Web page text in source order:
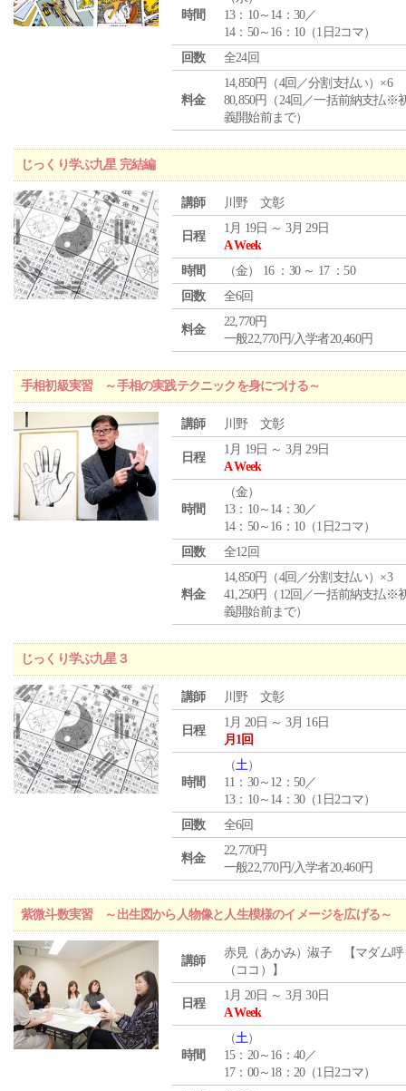
時間
13：10～14：30／
14：50～16：10（1日2コマ）
回数
全24回
料金
14,850円（4回／分割支払い）×6
80,850円（24回／一括前納支払※
義開始前まで）
じっくり学ぶ九星 完結編
講師 川野 文彰
日程
1月 19日 ～ 3月 29日
A Week
時間
（金） 16 ：30 ～ 17 ：50
回数
全6回
料金
22,770円
一般22,770円/入学者20,460円
手相初級実習 ～手相の実践テクニックを身につける～
講師 川野 文彰
日程
1月 19日 ～ 3月 29日
A Week
時間
（金）
13：10～14：30／
14：50～16：10（1日2コマ）
回数
全12回
料金
14,850円（4回／分割支払い）×3
41,250円（12回／一括前納支払※
義開始前まで）
じっくり学ぶ九星３
講師 川野 文彰
日程
1月 20日 ～ 3月 16日
月1回
時間
（土）
11：30～12：50／
13：10～14：30（1日2コマ）
回数
全6回
料金
22,770円
一般22,770円/入学者20,460円
紫微斗数実習 ～出生図から人物像と人生模様のイメージを広げる～
講師
赤見（あかみ）淑子 【マダム呼
（ココ）】
日程
1月 20日 ～ 3月 30日
A Week
時間
（土）
15：20～16：40／
17：00～18：20（1日2コマ）